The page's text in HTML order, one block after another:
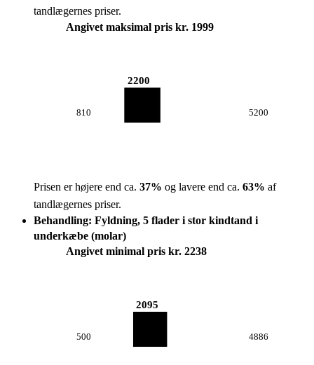
tandlægernes priser.
Angivet maksimal pris kr. 1999
810
2200
5200
Prisen er højere end ca. 37% og lavere end ca. 63% af
tandlægernes priser.
Behandling: Fyldning, 5 flader i stor kindtand i
underkæbe (molar)
Angivet minimal pris kr. 2238
500
2095
4886